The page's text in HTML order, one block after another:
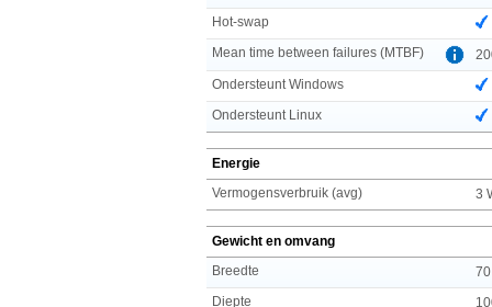
Hot-swap
Mean time between failures (MTBF)
Ondersteunt Windows
Ondersteunt Linux
Energie
Vermogensverbruik (avg)
3
Gewicht en omvang
Breedte
Diepte